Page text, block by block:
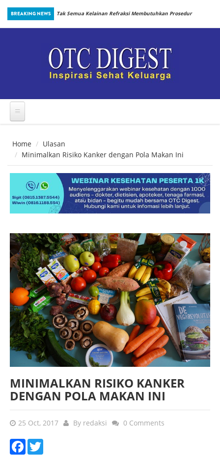
Skip to main content
BREAKING NEWS
Sejak
Tak Semua Kelainan Refraksi Membutuhkan Prosedur
Home
Ulasan
Minimalkan Risiko Kanker dengan Pola Makan Ini
MINIMALKAN RISIKO KANKER
DENGAN POLA MAKAN INI
25 Oct, 2017 By redaksi 0 Comments
Facebook